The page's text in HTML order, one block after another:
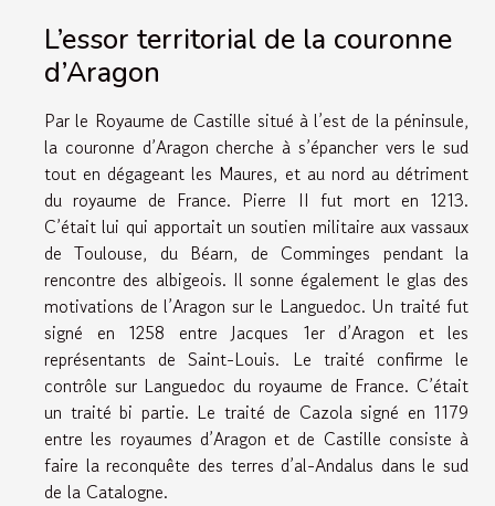
L’essor territorial de la couronne
d’Aragon
Par le Royaume de Castille situé à l’est de la péninsule,
la couronne d’Aragon cherche à s’épancher vers le sud
tout en dégageant les Maures, et au nord au détriment
du royaume de France. Pierre II fut mort en 1213.
C’était lui qui apportait un soutien militaire aux vassaux
de Toulouse, du Béarn, de Comminges pendant la
rencontre des albigeois. Il sonne également le glas des
motivations de l’Aragon sur le Languedoc. Un traité fut
signé en 1258 entre Jacques 1er d’Aragon et les
représentants de Saint-Louis. Le traité confirme le
contrôle sur Languedoc du royaume de France. C’était
un traité bi partie. Le traité de Cazola signé en 1179
entre les royaumes d’Aragon et de Castille consiste à
faire la reconquête des terres d’al-Andalus dans le sud
de la Catalogne.